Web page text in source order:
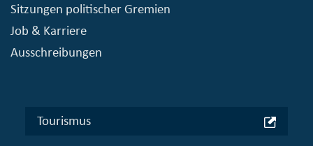
Sitzungen politischer Gremien
Job & Karriere
Ausschreibungen
Tourismus